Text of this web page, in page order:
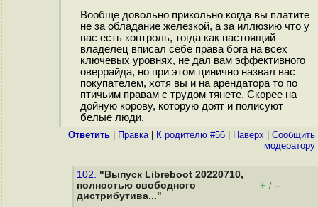
Вообще довольно прикольно когда вы платите
не за обладание железкой, а за иллюзию что у
вас есть контроль, тогда как настоящий
владелец вписал себе права бога на всех
ключевых уровнях, не дал вам эффективного
оверрайда, но при этом цинично назвал вас
покупателем, хотя вы и на арендатора то по
птичьим правам с трудом тянете. Скорее на
дойную корову, которую доят и полисуют
белые люди.
Ответить Правка| К родителю #56 Наверх
Cообщить
модератору
102. "Выпуск Libreboot 20220710,
полностью свободного
дистрибутива..."
+ / –